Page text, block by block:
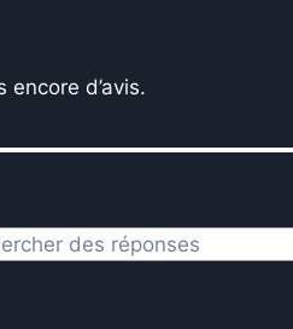
encore d’avis.